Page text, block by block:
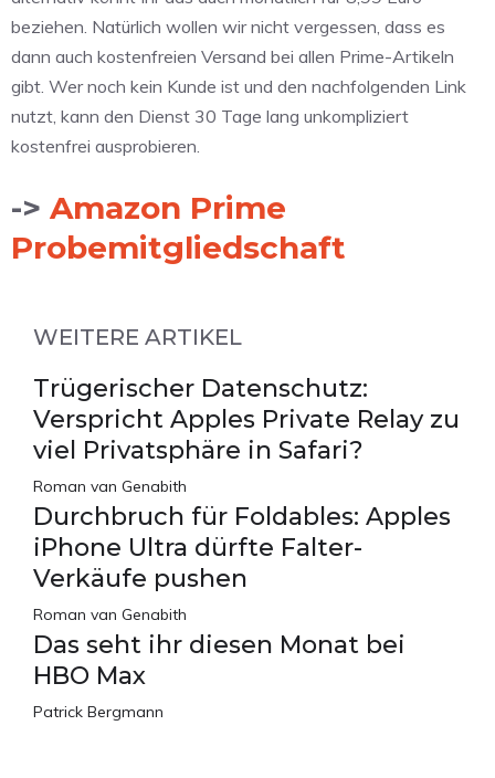
beziehen. Natürlich wollen wir nicht vergessen, dass es
dann auch kostenfreien Versand bei allen Prime-Artikeln
gibt. Wer noch kein Kunde ist und den nachfolgenden Link
nutzt, kann den Dienst 30 Tage lang unkompliziert
kostenfrei ausprobieren.
-> Amazon Prime
Probemitgliedschaft
WEITERE ARTIKEL
Trügerischer Datenschutz:
Verspricht Apples Private Relay zu
viel Privatsphäre in Safari?
Roman van Genabith
Durchbruch für Foldables: Apples
iPhone Ultra dürfte Falter-
Verkäufe pushen
Roman van Genabith
Das seht ihr diesen Monat bei
HBO Max
Patrick Bergmann